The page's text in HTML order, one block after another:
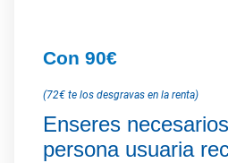
Con 90€
(72€ te los desgravas en la renta)
Enseres
persona usuaria